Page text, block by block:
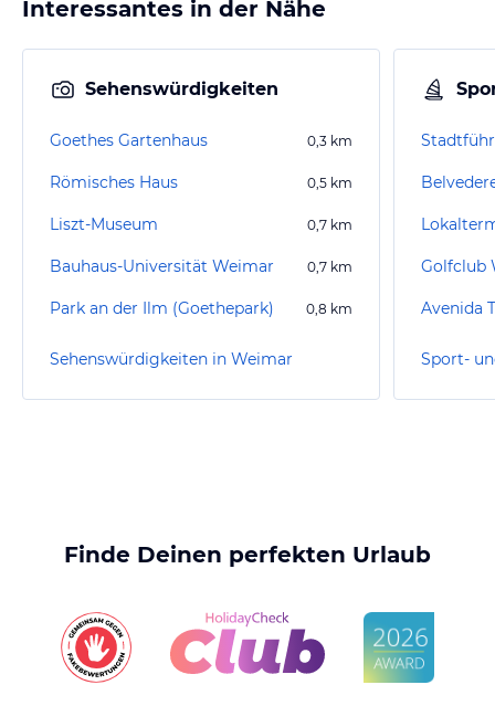
Interessantes in der Nähe
Sehenswürdigkeiten
Goethes Gartenhaus 0,3 km
Römisches Haus 0,5 km
Liszt-Museum 0,7 km
Bauhaus-Universität Weimar 0,7 km
Park an der Ilm (Goethepark) 0,8 km
Sehenswürdigkeiten in Weimar
Golfclub
Avenida
Finde Deinen perfekten Urlaub